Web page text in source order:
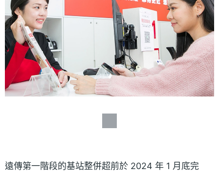
遠傳第一階段的基站整併超前於 2024 年 1 月底完